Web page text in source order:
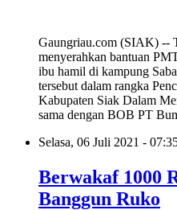
Gaungriau.com (SIAK) --
menyerahkan bantuan
ibu hamil di kampung
tersebut dalam rangka
Kabupaten Siak Dalam
sama dengan BOB PT
Selasa, 06 Juli 2021 -
Berwakaf 1000
Banggun Ruko